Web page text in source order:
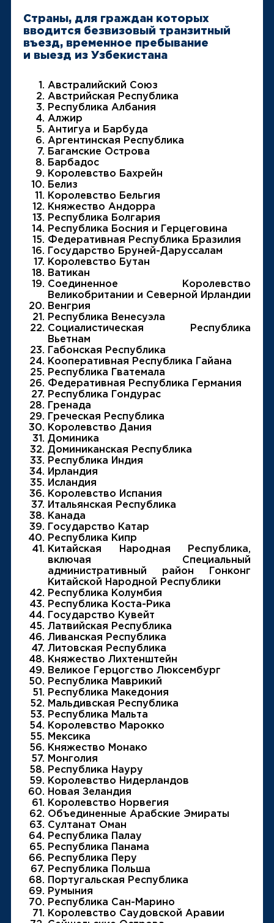
Страны, для граждан которых
вводится безвизовый транзитный
въезд, временное пребывание
и выезд из Узбекистана
Австралийский Союз
Австрийская Республика
Республика Албания
Алжир
Антигуа и Барбуда
Аргентинская Республика
Багамские Острова
Барбадос
Королевство Бахрейн
Белиз
Королевство Бельгия
Княжество Андорра
Республика Болгария
Республика Босния и Герцеговина
Федеративная Республика Бразилия
Государство Бруней-Даруссалам
Королевство Бутан
Ватикан
Соединенное Королевство
Великобритании и Северной Ирландии
Венгрия
Республика Венесуэла
Социалистическая Республика
Вьетнам
Габонская Республика
Кооперативная Республика Гайана
Республика Гватемала
Федеративная Республика Германия
Республика Гондурас
Гренада
Греческая Республика
Королевство Дания
Доминика
Доминиканская Республика
Республика Индия
Ирландия
Исландия
Королевство Испания
Итальянская Республика
Канада
Государство Катар
Республика Кипр
Китайская Народная Республика,
включая Специальный
административный район Гонконг
Китайской Народной Республики
Республика Колумбия
Республика Коста-Рика
Государство Кувейт
Латвийская Республика
Ливанская Республика
Литовская Республика
Княжество Лихтенштейн
Великое Герцогство Люксембург
Республика Маврикий
Республика Македония
Мальдивская Республика
Республика Мальта
Королевство Марокко
Мексика
Княжество Монако
Монголия
Республика Науру
Королевство Нидерландов
Новая Зеландия
Королевство Норвегия
Объединенные Арабские Эмираты
Султанат Оман
Республика Палау
Республика Панама
Республика Перу
Республика Польша
Португальская Республика
Румыния
Республика Сан-Марино
Королевство Саудовской Аравии